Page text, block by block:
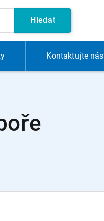
Hledat
Kontaktujte nás